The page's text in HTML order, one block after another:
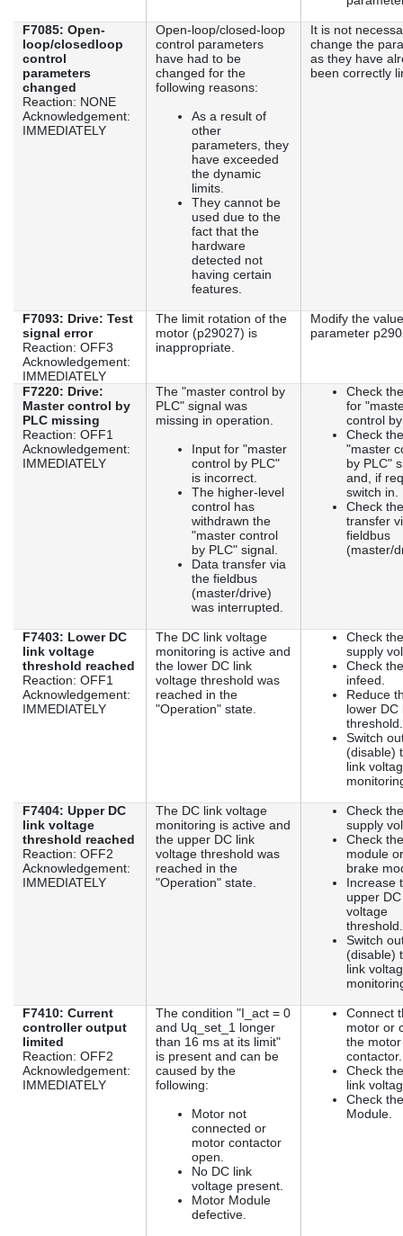
F7085: Open-
loop/closedloop
control
parameters
changed
Reaction: NONE
Acknowledgement:
IMMEDIATELY
Open-loop/closed-loop
control parameters
have had to be
changed for the
following reasons:
As a result of
other
parameters, they
have exceeded
the dynamic
limits.
They cannot be
used due to the
fact that the
hardware
detected not
having certain
features.
It is not
change the
as they have
been correctly
F7093: Drive: Test
signal error
Reaction: OFF3
Acknowledgement:
IMMEDIATELY
The limit rotation of the
motor (p29027) is
inappropriate.
Modify the
parameter
F7220: Drive:
Master control by
PLC missing
Reaction: OFF1
Acknowledgement:
IMMEDIATELY
The "master control by
PLC" signal was
missing in operation.
Input for "master
control by PLC"
is incorrect.
The higher-level
control has
withdrawn the
"master control
by PLC" signal.
Data transfer via
the fieldbus
(master/drive)
was interrupted.
Check
for
control
Check the
"master
by PLC"
and, if
switch in.
Check
transfer
fieldbus
(master/
F7403: Lower DC
link voltage
threshold reached
Reaction: OFF1
Acknowledgement:
IMMEDIATELY
The DC link voltage
monitoring is active and
the lower DC link
voltage threshold was
reached in the
"Operation" state.
Check
supply
Check the
infeed.
Reduce
lower DC
threshold.
Switch
(disable)
link
F7404: Upper DC
link voltage
threshold reached
Reaction: OFF2
Acknowledgement:
IMMEDIATELY
The DC link voltage
monitoring is active and
the upper DC link
voltage threshold was
reached in the
"Operation" state.
Check
supply
Check
module
brake
Increase
upper
voltage
threshold.
Switch
(disable)
link
F7410: Current
controller output
limited
Reaction: OFF2
Acknowledgement:
IMMEDIATELY
The condition "I_act = 0
and Uq_set_1 longer
than 16 ms at its limit"
is present and can be
caused by the
following:
Motor not
connected or
motor contactor
open.
No DC link
voltage present.
Motor Module
defective.
Connect
motor or
the motor
contactor.
Check
link
Check
Module.